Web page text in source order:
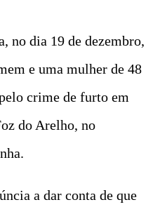
no dia 19 de dezembro,
e uma mulher de 48
crime de furto em
do Arelho, no
a dar conta de que